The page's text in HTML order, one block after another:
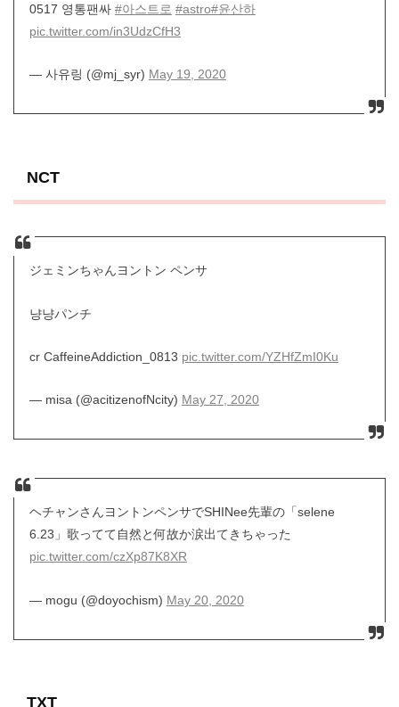
0517 영통팬싸 #아스트로 #astro#윤산하
pic.twitter.com/in3UdzCfH3
— 사유링 (@mj_syr) May 19, 2020
NCT
ジェミンちゃんヨントン ペンサ
냥냥パンチ
cr CaffeineAddiction_0813 pic.twitter.com/YZHfZmI0Ku
— misa (@acitizenofNcity) May 27, 2020
ヘチャンさんヨントンペンサでSHINee先輩の「selene
6.23」歌ってて自然と何故か涙出てきちゃった
pic.twitter.com/czXp87K8XR
— mogu (@doyochism) May 20, 2020
TXT